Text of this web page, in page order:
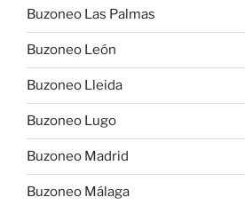
Buzoneo Las Palmas
Buzoneo León
Buzoneo Lleida
Buzoneo Lugo
Buzoneo Madrid
Buzoneo Málaga